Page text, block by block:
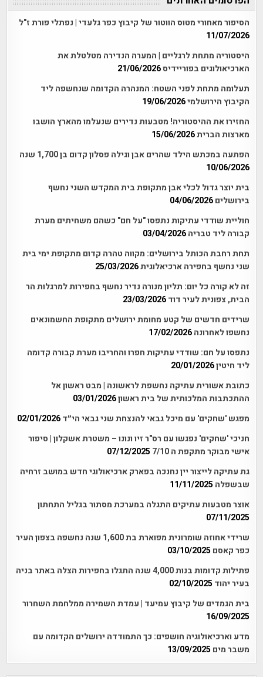
הסיפור מאחורי מטוס הווטור של קיבוץ כפר גלעדי | נפתלי פורת ז"ל
11/07/2026
היסטוריה מתחת לרגליים | המערה הנדירה מטלטלת את
הארכיאולוגים בפוריידיס21/06/2026
תעלומה מתחת לפני השטח: המנהרה הקדומה שנחשפה ליד
הקיבוץ הירושלמי19/06/2026
החזירו את ההיסטוריה! מטבעות נדירים שנעלמו מהארץ הושבו
מארצות הברית15/06/2026
הפתעה במכתש הילד שהרים אבן וגילה פסלון קדום בן 1,700 שנה
10/06/2026
בית יוצר גדול לכלי אבן מתקופת בית המקדש השני נחשף
בירושלים 04/06/2026
חוליית שודדי עתיקות נתפסו "על חם" כשהם משחיתים מערת
קבורה ליד טבריה 03/04/2026
תחת רחבת הכותל בירושלים: מקווה טהרה קדום מתקופת ימי בית
שני נחשף בחפירה ארכיאלוגית25/03/2026
זה לא קורה כל יום: תליון מנורה נדיר נחשף בחפירות למרגלות הר
הבית, צפונית לעיר דוד 23/03/2026
שרידים חדשים של קטע מחומת ירושלים מתקופת החשמונאים
נחשפו לאחרונה 17/02/2026
נתפסו על חם: שודדי עתיקות חפרו והחריבו מערת קבורה קדומה
ליד חיטין20/01/2026
כתובת אשורית עתיקה נחשפת לראשונה | מבט ראשון אל
ההתכתבות המלכותית של בית ראשון03/01/2026
מפגש 'שחקים' עם מיכל גבאי להנצחת שני גבאי הי״ד 02/01/2026
חניכי 'שחקים' נפגשו עם רס"ר זיו ונונו – משטרת אשקלון | סיפור
אישי מבוקר מתקפת ה 7/10
07/12/2025
גת עתיקה לייצור יין נחנכה בפארק ארכיאולוגי חדש במושב זרחיה
שבשפלה 11/11/2025
אוצר מטבעות עתיקים התגלה במערכת מסתור בגליל התחתון
07/11/2025
שרידי אחוזה שומרונית מפוארת בת 1,600 שנה נחשפה בצפון העיר
כפר קאסם 03/10/2025
פתילות קדומות בנות 4,000 שנה התגלו בחפירות הצלה באתר בניה
בעיר יהוד 02/10/2025
בית הגמדים של קיבוץ עמיעד | עמדת השמירה ממלחמת השחרור
16/09/2025
מדע וארכיאולוגיה חושפים: כך התמודדה ירושלים הקדומה עם
משבר מים 13/09/2025